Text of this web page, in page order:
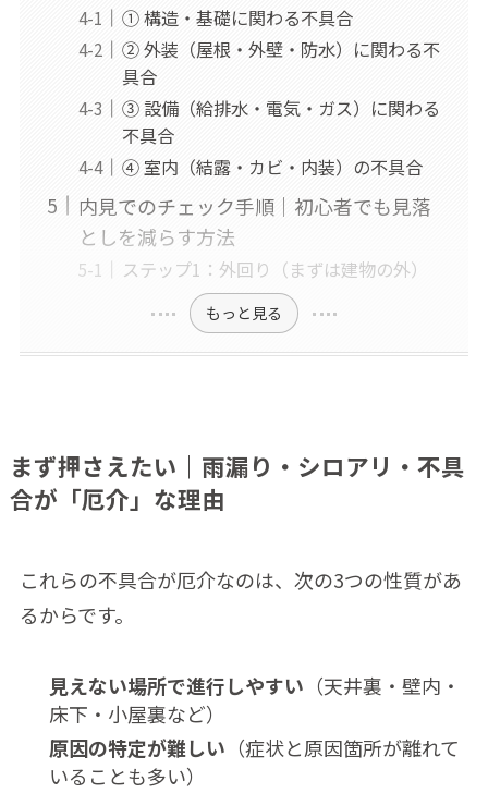
① 構造・基礎に関わる不具合
② 外装（屋根・外壁・防水）に関わる不
具合
③ 設備（給排水・電気・ガス）に関わる
不具合
④ 室内（結露・カビ・内装）の不具合
内見でのチェック手順｜初心者でも見落
としを減らす方法
ステップ1：外回り（まずは建物の外）
もっと見る
まず押さえたい｜雨漏り・シロアリ・不具
合が「厄介」な理由
これらの不具合が厄介なのは、次の3つの性質があ
るからです。
見えない場所で進行しやすい （天井裏・壁内・
床下・小屋裏など）
原因の特定が難しい （症状と原因箇所が離れて
いることも多い）